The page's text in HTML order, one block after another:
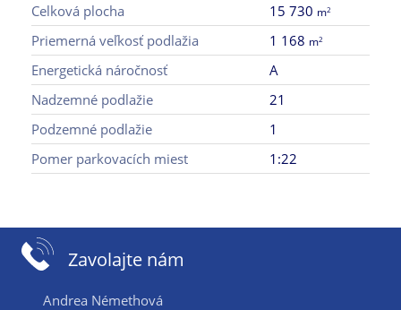
Celková plocha
15 730 m2
Priemerná veľkosť podlažia 1 168 m2
Energetická náročnosť
A
Nadzemné podlažie
21
Podzemné podlažie
1
Pomer parkovacích miest
1:22
Zavolajte nám
Andrea Némethová